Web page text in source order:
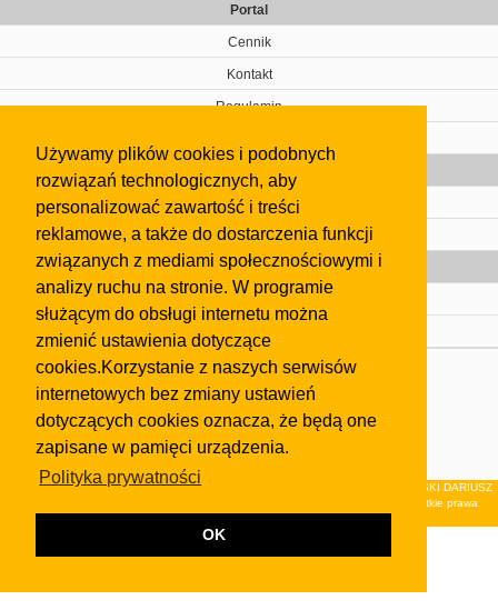
Używamy plików cookies i podobnych
rozwiązań technologicznych, aby
personalizować zawartość i treści
reklamowe, a także do dostarczenia funkcji
związanych z mediami społecznościowymi i
analizy ruchu na stronie. W programie
służącym do obsługi internetu można
zmienić ustawienia dotyczące
cookies.Korzystanie z naszych serwisów
internetowych bez zmiany ustawień
dotyczących cookies oznacza, że będą one
zapisane w pamięci urządzenia.
Polityka prywatności
OK
Portal
Cennik
Kontakt
Regulamin
Gazeta
Olkusz
Kontakt
Strefa dla biznesu
Biura nieruchomości
Dealerzy i autokomisy
Skontaktuj się z nami
regulaminuiPolityki Prywatności.
Klauzula FB
© 2026Wydawnictwo NEON sp. z o.o. (dawniej: FIRMA NEON MAREK KLUCZEWSKI DARIUSZ
KRAWCZYK s.c.) z siedzibą w Olkuszu, ul.Żuradzka 15, 32-300 Olkusz . Wszystkie prawa